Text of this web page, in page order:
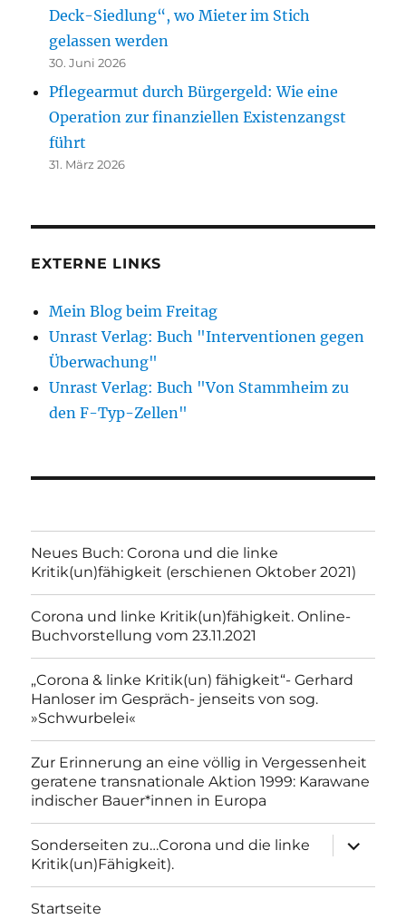
Deck-Siedlung“, wo Mieter im Stich
gelassen werden
30. Juni 2026
Pflegearmut durch Bürgergeld: Wie eine
Operation zur finanziellen Existenzangst
führt
31. März 2026
EXTERNE LINKS
Mein Blog beim Freitag
Unrast Verlag: Buch "Interventionen gegen
Überwachung"
Unrast Verlag: Buch "Von Stammheim zu
den F-Typ-Zellen"
Neues Buch: Corona und die linke
Kritik(un)fähigkeit (erschienen Oktober 2021)
Corona und linke Kritik(un)fähigkeit. Online-
Buchvorstellung vom 23.11.2021
„Corona & linke Kritik(un) fähigkeit“- Gerhard
Hanloser im Gespräch- jenseits von sog.
»Schwurbelei«
Zur Erinnerung an eine völlig in Vergessenheit
geratene transnationale Aktion 1999: Karawane
indischer Bauer*innen in Europa
Sonderseiten zu…Corona und die linke
Kritik(un)Fähigkeit).
anzeigen
Startseite